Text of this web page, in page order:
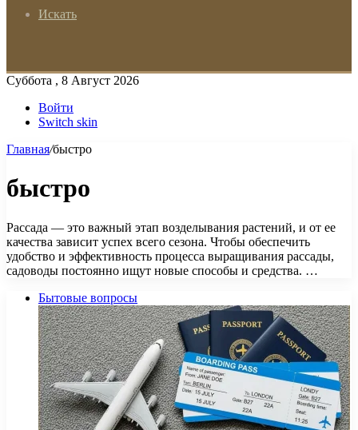
Искать
Суббота , 8 Август 2026
Войти
Switch skin
Главная/быстро
быстро
Рассада — это важный этап возделывания растений, и от ее
качества зависит успех всего сезона. Чтобы обеспечить
удобство и эффективность процесса выращивания рассады,
садоводы постоянно ищут новые способы и средства. …
Бытовые вопросы